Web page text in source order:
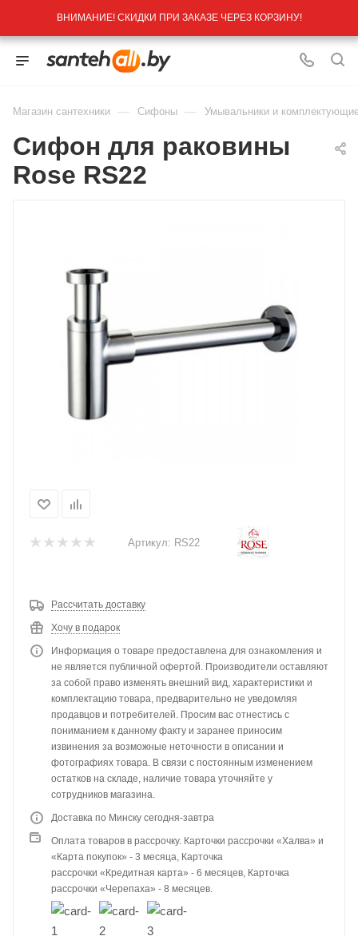
ВНИМАНИЕ! СКИДКИ ПРИ ЗАКАЗЕ ЧЕРЕЗ КОРЗИНУ!
Магазин сантехники — Сифоны — Умывальники и
Сифон для раковины
Rose RS22
Артикул: RS22
Рассчитать доставку
Хочу в подарок
Информация о товаре предоставлена для ознакомления и
не является публичной офертой. Производители оставляют
за собой право изменять внешний вид, характеристики и
комплектацию товара, предварительно не уведомляя
продавцов и потребителей. Просим вас отнестись с
пониманием к данному факту и заранее приносим
извинения за возможные неточности в описании и
фотографиях товара. В связи с постоянным изменением
остатков на складе, наличие товара уточняйте у
сотрудников магазина.
Доставка по Минску сегодня-завтра
Оплата товаров в рассрочку. Карточки рассрочки «Халва» и
«Карта покупок» - 3 месяца, Карточка
рассрочки «Кредитная карта» - 6 месяцев, Карточка
рассрочки «Черепаха» - 8 месяцев.